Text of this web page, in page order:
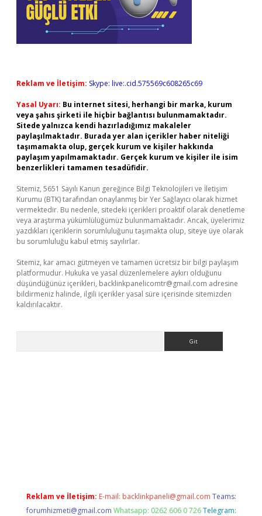
Reklam ve İletişim: Skype: live:.cid.575569c608265c69
Yasal Uyarı: Bu internet sitesi, herhangi bir marka, kurum
veya şahıs şirketi ile hiçbir bağlantısı bulunmamaktadır.
Sitede yalnızca kendi hazırladığımız makaleler
paylaşılmaktadır. Burada yer alan içerikler haber niteliği
taşımamakta olup, gerçek kurum ve kişiler hakkında
paylaşım yapılmamaktadır. Gerçek kurum ve kişiler ile isim
benzerlikleri tamamen tesadüfidir.
Sitemiz, 5651 Sayılı Kanun gereğince Bilgi Teknolojileri ve İletişim
Kurumu (BTK) tarafından onaylanmış bir Yer Sağlayıcı olarak hizmet
vermektedir. Bu nedenle, sitedeki içerikleri proaktif olarak denetleme
veya araştırma yükümlülüğümüz bulunmamaktadır. Ancak, üyelerimiz
yazdıkları içeriklerin sorumluluğunu taşımakta olup, siteye üye olarak
bu sorumluluğu kabul etmiş sayılırlar.
Sitemiz, kar amacı gütmeyen ve tamamen ücretsiz bir bilgi paylaşım
platformudur. Hukuka ve yasal düzenlemelere aykırı olduğunu
düşündüğünüz içerikleri, backlinkpanelicomtr@gmail.com adresine
bildirmeniz halinde, ilgili içerikler yasal süre içerisinde sitemizden
kaldırılacaktır.
Reklam ve İletişim: E-mail: backlinkpaneli@gmail.com Teams:
forumhizmeti@gmail.com Whatsapp: 0262 606 0 726 Telegram: